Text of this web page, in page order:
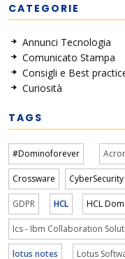
CATEGORIE
Annunci Tecnologia
Comunicato Stampa
Consigli e Best
Curiosità
TAGS
#Dominoforever
Crossware CyberSecurity
GDPR HCL HCL
Ics - Ibm Collaboration
lotus notes Lotus